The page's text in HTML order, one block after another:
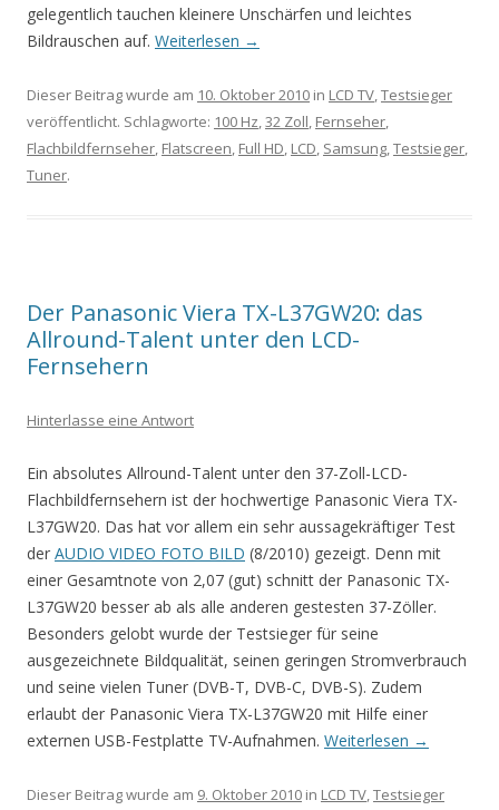
gelegentlich tauchen kleinere Unschärfen und leichtes
Bildrauschen auf. Weiterlesen →
Dieser Beitrag wurde am 10. Oktober 2010 in LCD TV,Testsieger
veröffentlicht. Schlagworte: 100 Hz,32 Zoll, Fernseher,
Flachbildfernseher, Flatscreen, Full HD, LCD, Samsung,Testsieger,
Tuner.
Der Panasonic Viera TX-L37GW20: das
Allround-Talent unter den LCD-
Fernsehern
Hinterlasse eine Antwort
Ein absolutes Allround-Talent unter den 37-Zoll-LCD-
Flachbildfernsehern ist der hochwertige Panasonic Viera TX-
L37GW20. Das hat vor allem ein sehr aussagekräftiger Test
der AUDIO VIDEO FOTO BILD (8/2010) gezeigt. Denn mit
einer Gesamtnote von 2,07 (gut) schnitt der Panasonic TX-
L37GW20 besser ab als alle anderen gestesten 37-Zöller.
Besonders gelobt wurde der Testsieger für seine
ausgezeichnete Bildqualität, seinen geringen Stromverbrauch
und seine vielen Tuner (DVB-T, DVB-C, DVB-S). Zudem
erlaubt der Panasonic Viera TX-L37GW20 mit Hilfe einer
externen USB-Festplatte TV-Aufnahmen. Weiterlesen →
Dieser Beitrag wurde am 9. Oktober 2010 in LCD TV,Testsieger